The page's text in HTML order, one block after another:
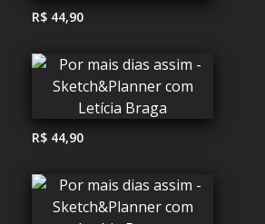
R$ 44,90
R$ 44,90